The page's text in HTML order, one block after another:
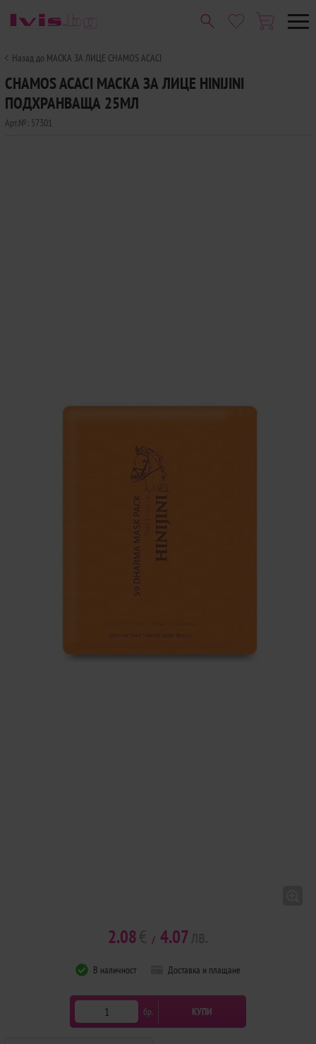
Назад до МАСКА ЗА ЛИЦЕ CHAMOS ACACI
CHAMOS ACACI МАСКА ЗА ЛИЦЕ HINIJINI
ПОДХРАНВАЩА 25МЛ
Арт.№: 57301
2.08 / 4.07
В наличност Доставка и плащане
бр. КУПИ